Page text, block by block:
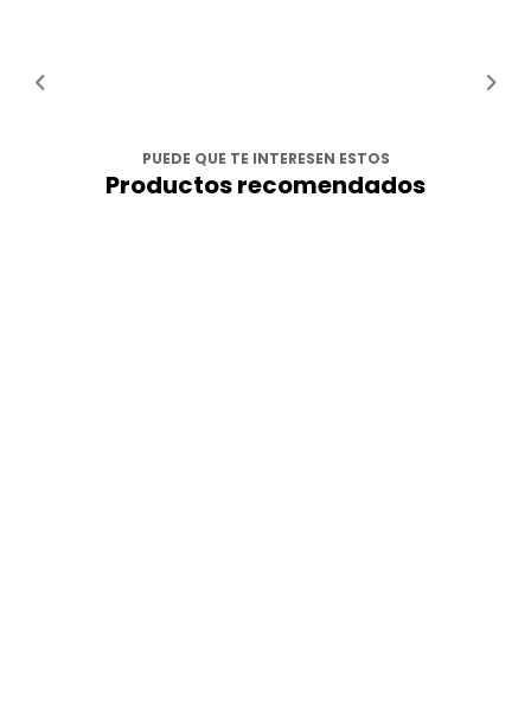
PUEDE QUE TE INTERESEN ESTOS
Productos recomendados